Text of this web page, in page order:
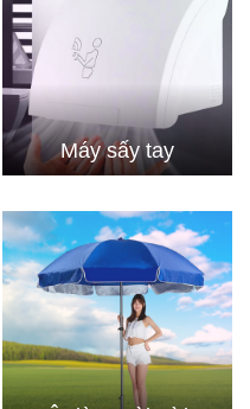
Máy sấy tay